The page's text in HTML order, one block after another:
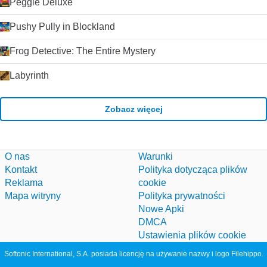
Peggle Deluxe
Pushy Pully in Blockland
Frog Detective: The Entire Mystery
Labyrinth
Zobacz więcej
O nas
Kontakt
Reklama
Mapa witryny
Warunki
Polityka dotycząca plików
cookie
Polityka prywatności
Nowe Apki
DMCA
Ustawienia plików cookie
Softonic International, S.A. posiada licencję na używanie nazwy i logo Filehippo.